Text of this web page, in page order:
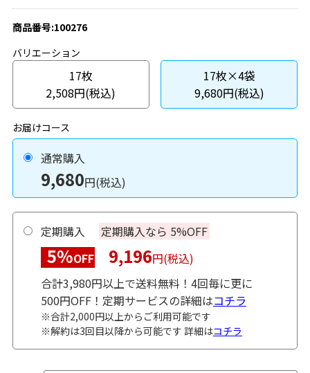
商品番号:100276
バリエーション
17枚
2,508円(税込)
17枚×4袋
9,680円(税込)
お届けコース
通常購入
9,680円(税込)
定期購入 定期購入なら 5%OFF
5%OFF 9,196円(税込)
合計3,980円以上で送料無料！4回毎に更に
500円OFF！定期サービスの詳細はコチラ
※合計2,000円以上からご利用可能です
※解約は3回目以降から可能です 詳細はコチラ